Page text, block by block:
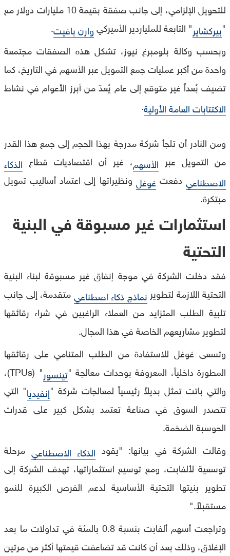
للتحويل الإلزامي، إلى جانب صفقة بقيمة 10 مليارات دولار مع
"بيركشاير" التابعة للملياردير الأميركيوارن بافيت.
وبحسب وكالة بلومبرغ نيوز، تشكل هذه الصفقات مجتمعة
واحدة من أكبر عمليات جمع التمويل عبر الأسهم في التاريخ، كما
تضيف بُعداً غير متوقع إلى عام يُعدّ من أبرز الأعوام في نشاط
الاكتتابات العامة الأولية.
ومن النادر أن تلجأ شركة مدرجة بهذا الحجم إلى جمع هذا القدر
من التمويل عبر الأسهم، غير أن اقتصاديات قطاع الذكاء
الاصطناعي دفعت غوغل ونظيراتها إلى اعتماد أساليب تمويل
مبتكرة.
استثمارات غير مسبوقة في البنية
التحتية
فقد دخلت الشركة في موجة إنفاق غير مسبوقة لبناء البنية
التحتية اللازمة لتطوير نماذج ذكاء اصطناعيمتقدمة، إلى جانب
تلبية الطلب المتزايد من العملاء الراغبين في شراء رقائقها
لتطوير مشاريعهم الخاصة في هذا المجال.
وتسعى غوغل للاستفادة من الطلب المتنامي على رقائقها
المطورة داخلياً، المعروفة بوحدات معالجة "تينسور
" (TPUs)،
والتي باتت تمثل بديلاً رئيسياً لمعالجات شركة "إنفيديا" التي
تتصدر السوق في صناعة تعتمد بشكل كبير على قدرات
الحوسبة الضخمة.
وقالت الشركة في بيانها: "يقود الذكاء الاصطناعي مرحلة
توسعية لألفابت، ومع توسيع استثماراتها، تهدف الشركة إلى
تطوير بنيتها التحتية الأساسية لدعم الفرص الكبيرة للنمو
مستقبلاً."
وتراجعت أسهم ألفابت بنسبة 0.8 بالمئة في تداولات ما بعد
الإغلاق، وذلك بعد أن كانت قد تضاعفت قيمتها أكثر من مرتين